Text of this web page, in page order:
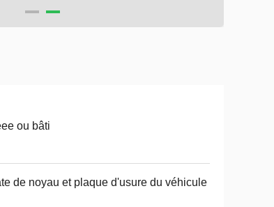
ou bâti
de noyau et plaque d'usure du véhicule